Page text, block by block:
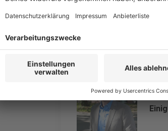
Die "LoMo"-Betreiber
Café zu sorgen, sagt
Anzeige